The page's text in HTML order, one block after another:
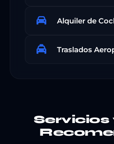
Alquiler de
Traslados
Servicios